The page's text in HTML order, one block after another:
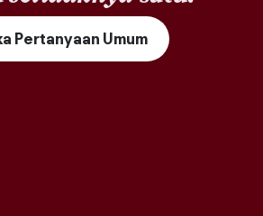
Pertanyaan Umum